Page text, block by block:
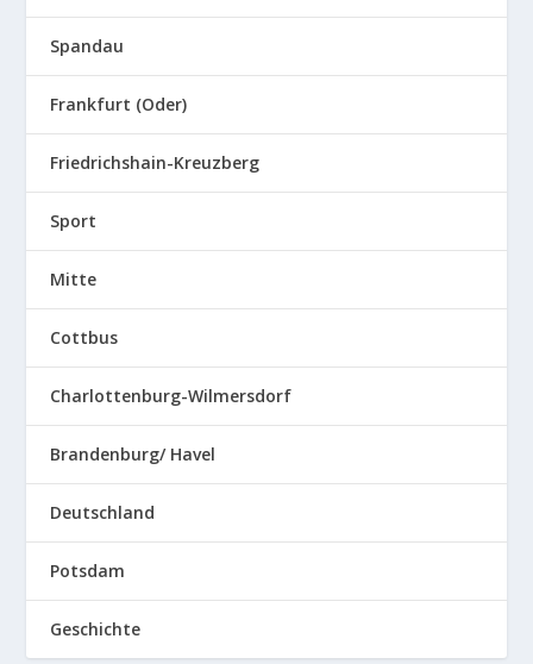
Spandau
Frankfurt (Oder)
Friedrichshain-Kreuzberg
Sport
Mitte
Cottbus
Charlottenburg-Wilmersdorf
Brandenburg/ Havel
Deutschland
Potsdam
Geschichte